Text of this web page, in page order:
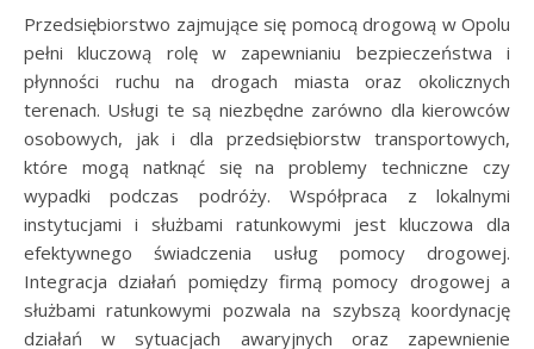
Przedsiębiorstwo zajmujące się pomocą drogową w Opolu
pełni kluczową rolę w zapewnianiu bezpieczeństwa i
płynności ruchu na drogach miasta oraz okolicznych
terenach. Usługi te są niezbędne zarówno dla kierowców
osobowych, jak i dla przedsiębiorstw transportowych,
które mogą natknąć się na problemy techniczne czy
wypadki podczas podróży. Współpraca z lokalnymi
instytucjami i służbami ratunkowymi jest kluczowa dla
efektywnego świadczenia usług pomocy drogowej.
Integracja działań pomiędzy firmą pomocy drogowej a
służbami ratunkowymi pozwala na szybszą koordynację
działań w sytuacjach awaryjnych oraz zapewnienie